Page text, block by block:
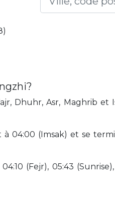
Dhuhr, Asr, Maghrib
(Imsak) et se
(Fejr), 05:43 (Sunrise),